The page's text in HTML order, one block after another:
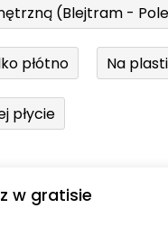
(Blejtram -
płótno Na
płycie
w gratisie